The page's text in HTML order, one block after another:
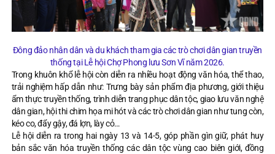
Đông đảo nhân dân và du khách tham gia các trò chơi dân gian truyền
thống tại Lễ hội Chợ Phong lưu Sơn Vĩ năm 2026.
Trong khuôn khổ lễ hội còn diễn ra nhiều hoạt động văn hóa, thể thao,
trải nghiệm hấp dẫn như: Trưng bày sản phẩm địa phương, giới thiệu
ẩm thực truyền thống, trình diễn trang phục dân tộc, giao lưu văn nghệ
dân gian, hội thi chim họa mi hót và các trò chơi dân gian như tung còn,
kéo co, đẩy gậy, đá lợn, lày cỏ…
Lễ hội diễn ra trong hai ngày 13 và 14-5, góp phần gìn giữ, phát huy
bản sắc văn hóa truyền thống các dân tộc vùng cao biên giới, đồng